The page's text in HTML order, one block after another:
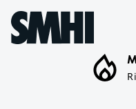
Hoppa till sidans innehåll